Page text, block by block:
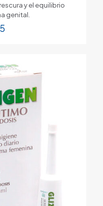
y el equilibrio
genital.